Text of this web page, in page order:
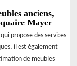
anciens,
Mayer
propose des services
il est également
de meubles